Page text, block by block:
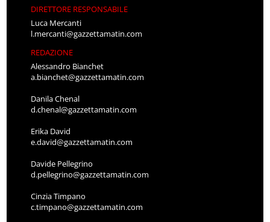
DIRETTORE RESPONSABILE
Luca Mercanti
l.mercanti@gazzettamatin.com
REDAZIONE
Alessandro Bianchet
a.bianchet@gazzettamatin.com
Danila Chenal
d.chenal@gazzettamatin.com
Erika David
e.david@gazzettamatin.com
Davide Pellegrino
d.pellegrino@gazzettamatin.com
Cinzia Timpano
c.timpano@gazzettamatin.com